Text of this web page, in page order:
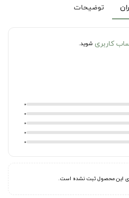
توضیحات
کاربری شوید.
0
0
0
0
0
این محصول ثبت نشده است.